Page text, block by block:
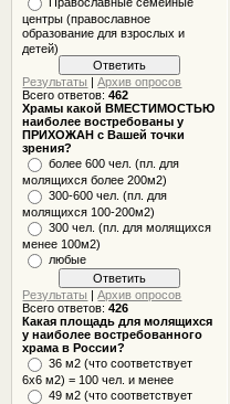
центры (православное
образование для взрослых и
детей)
Результаты |Архив опросов
Всего ответов:462
Храмы какой ВМЕСТИМОСТЬЮ
наиболее востребованы у
ПРИХОЖАН с Вашей точки
зрения?
более 600 чел. (пл. для
молящихся более 200м2)
300-600 чел. (пл. для
молящихся 100-200м2)
300 чел. (пл. для молящихся
менее 100м2)
любые
Результаты |Архив опросов
Всего ответов:426
Какая площадь для молящихся
у наиболее востребованного
храма в России?
36 м2 (что соответствует
6x6 м2) = 100 чел. и менее
49 м2 (что соответствует